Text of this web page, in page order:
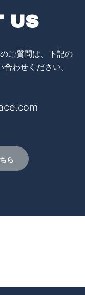
US
ご質問は、下記の
わせください。
ら